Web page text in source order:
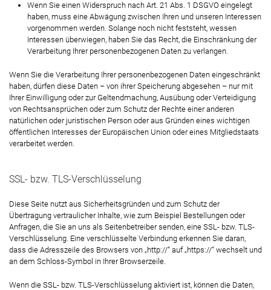
Wenn Sie einen Widerspruch nach Art. 21 Abs. 1 DSGVO eingelegt
haben, muss eine Abwägung zwischen Ihren und unseren Interessen
vorgenommen werden. Solange noch nicht feststeht, wessen
Interessen überwiegen, haben Sie das Recht, die Einschränkung der
Verarbeitung Ihrer personenbezogenen Daten zu verlangen.
Wenn Sie die Verarbeitung Ihrer personenbezogenen Daten eingeschränkt
haben, dürfen diese Daten – von ihrer Speicherung abgesehen – nur mit
Ihrer Einwilligung oder zur Geltendmachung, Ausübung oder Verteidigung
von Rechtsansprüchen oder zum Schutz der Rechte einer anderen
natürlichen oder juristischen Person oder aus Gründen eines wichtigen
öffentlichen Interesses der Europäischen Union oder eines Mitgliedstaats
verarbeitet werden.
SSL- bzw. TLS-Verschlüsselung
Diese Seite nutzt aus Sicherheitsgründen und zum Schutz der
Übertragung vertraulicher Inhalte, wie zum Beispiel Bestellungen oder
Anfragen, die Sie an uns als Seitenbetreiber senden, eine SSL- bzw. TLS-
Verschlüsselung. Eine verschlüsselte Verbindung erkennen Sie daran,
dass die Adresszeile des Browsers von „http://“ auf „https://“ wechselt und
an dem Schloss-Symbol in Ihrer Browserzeile.
Wenn die SSL- bzw. TLS-Verschlüsselung aktiviert ist, können die Daten,